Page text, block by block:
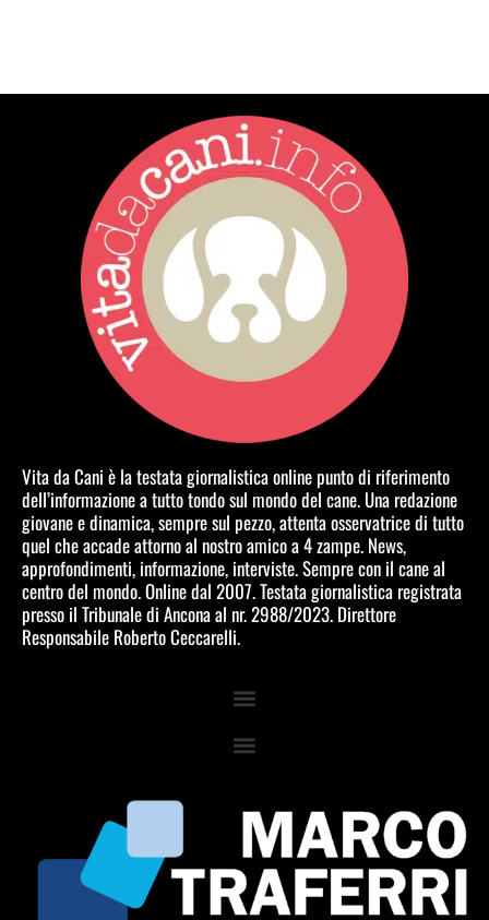
Vita da Cani è la testata giornalistica online punto di riferimento
dell’informazione a tutto tondo sul mondo del cane. Una redazione
giovane e dinamica, sempre sul pezzo, attenta osservatrice di tutto
quel che accade attorno al nostro amico a 4 zampe. News,
approfondimenti, informazione, interviste. Sempre con il cane al
centro del mondo. Online dal 2007. Testata giornalistica registrata
presso il Tribunale di Ancona al nr. 2988/2023. Direttore
Responsabile Roberto Ceccarelli.